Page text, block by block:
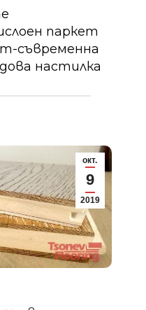
паркет
съвременна
настилка
окт.
9
2019